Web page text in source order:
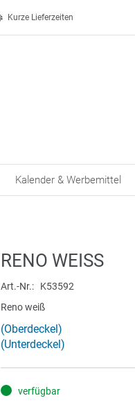
Kurze Lieferzeiten
Kalender & Werbemittel
RENO WEISS
Art.-Nr.
K53592
Reno weiß
(Oberdeckel)
(Unterdeckel)
verfügbar